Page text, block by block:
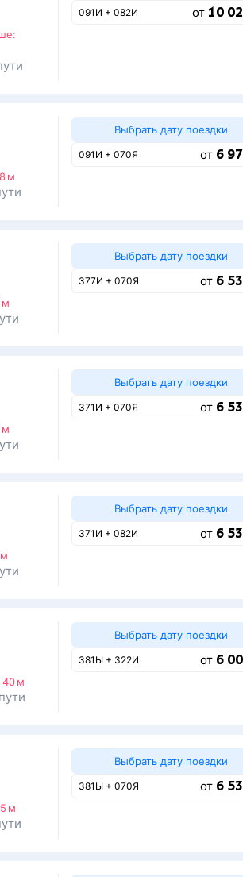
091И + 082И от 10
м
Выбрать дату поездки
091И + 070Я от 6
м
Выбрать дату поездки
377И + 070Я от 6
м
Выбрать дату поездки
371И + 070Я от 6
Выбрать дату поездки
371И + 082И от 6
40 м
Выбрать дату поездки
381Ы + 322И от 6
м
Выбрать дату поездки
381Ы + 070Я от 6